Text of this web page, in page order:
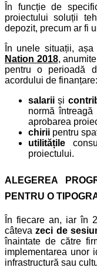
În funcție de
proiectului soluții
depozit, precum ar fi
În unele situații,
Nation 2018,
pentru o perioadă
acordului de finanțare:
salarii și
normă
aprobarea
chirii pentru
utilitățile
proiectului.
ALEGEREA
PENTRU O
În fiecare an, iar în
câtevazeci de
înaintate de către
implementarea unor
infrastructură sau